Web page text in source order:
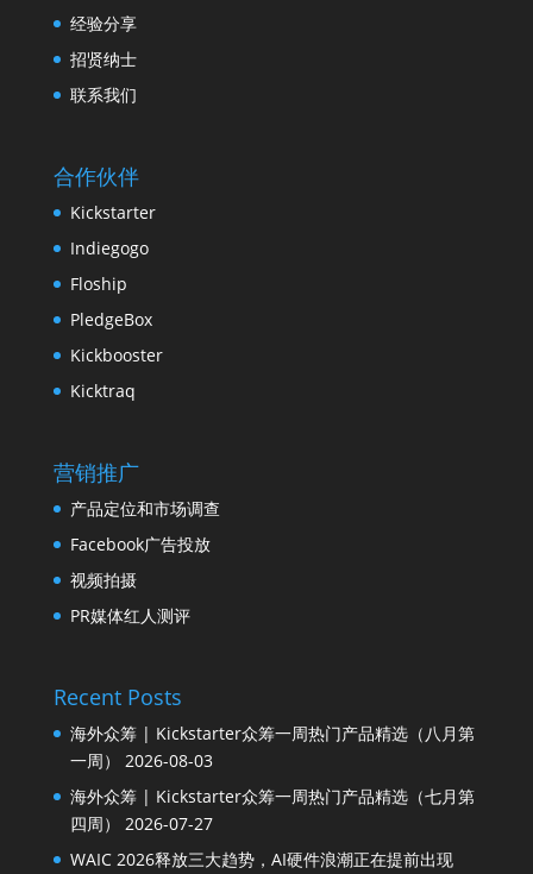
经验分享
招贤纳士
联系我们
合作伙伴
Kickstarter
Indiegogo
Floship
PledgeBox
Kickbooster
Kicktraq
营销推广
产品定位和市场调查
Facebook广告投放
视频拍摄
PR媒体红人测评
Recent Posts
海外众筹 | Kickstarter众筹一周热门产品精选（八月第
一周）
2026-08-03
海外众筹 | Kickstarter众筹一周热门产品精选（七月第
四周）
2026-07-27
WAIC 2026释放三大趋势，AI硬件浪潮正在提前出现